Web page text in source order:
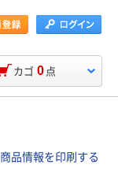
カゴ 0 点
商品情報を印刷する